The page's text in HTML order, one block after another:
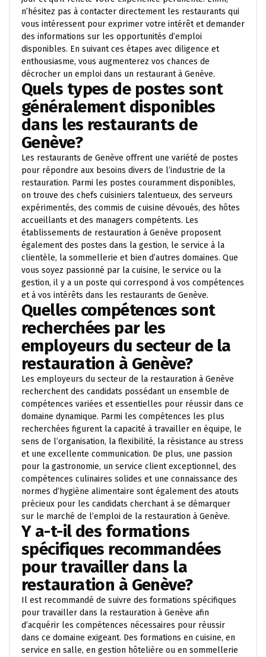
n’hésitez pas à contacter directement les restaurants qui
vous intéressent pour exprimer votre intérêt et demander
des informations sur les opportunités d’emploi
disponibles. En suivant ces étapes avec diligence et
enthousiasme, vous augmenterez vos chances de
décrocher un emploi dans un restaurant à Genève.
Quels types de postes sont
généralement disponibles
dans les restaurants de
Genève?
Les restaurants de Genève offrent une variété de postes
pour répondre aux besoins divers de l’industrie de la
restauration. Parmi les postes couramment disponibles,
on trouve des chefs cuisiniers talentueux, des serveurs
expérimentés, des commis de cuisine dévoués, des hôtes
accueillants et des managers compétents. Les
établissements de restauration à Genève proposent
également des postes dans la gestion, le service à la
clientèle, la sommellerie et bien d’autres domaines. Que
vous soyez passionné par la cuisine, le service ou la
gestion, il y a un poste qui correspond à vos compétences
et à vos intérêts dans les restaurants de Genève.
Quelles compétences sont
recherchées par les
employeurs du secteur de la
restauration à Genève?
Les employeurs du secteur de la restauration à Genève
recherchent des candidats possédant un ensemble de
compétences variées et essentielles pour réussir dans ce
domaine dynamique. Parmi les compétences les plus
recherchées figurent la capacité à travailler en équipe, le
sens de l’organisation, la flexibilité, la résistance au stress
et une excellente communication. De plus, une passion
pour la gastronomie, un service client exceptionnel, des
compétences culinaires solides et une connaissance des
normes d’hygiène alimentaire sont également des atouts
précieux pour les candidats cherchant à se démarquer
sur le marché de l’emploi de la restauration à Genève.
Y a-t-il des formations
spécifiques recommandées
pour travailler dans la
restauration à Genève?
Il est recommandé de suivre des formations spécifiques
pour travailler dans la restauration à Genève afin
d’acquérir les compétences nécessaires pour réussir
dans ce domaine exigeant. Des formations en cuisine, en
service en salle, en gestion hôtelière ou en sommellerie